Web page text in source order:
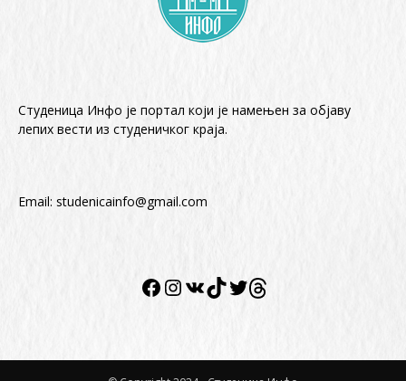
Студеница Инфо је портал који је намењен за објaву
лепих вести из студеничког краја.
Email: studenicainfo@gmail.com
Facebook
Instagram
VK TikTokTwitter
Twitter